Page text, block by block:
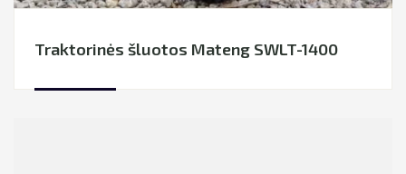
Traktorinės šluotos Mateng SWLT-1400